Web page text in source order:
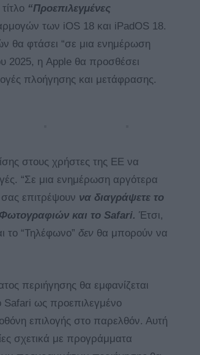
“Προεπιλεγμένες
των iOS 18 και iPadOS 18.
θα φτάσει “σε μια ενημέρωση
2025, η Apple θα προσθέσει
πλοήγησης και μετάφρασης.
στους χρήστες της ΕΕ να
“Σε μια ενημέρωση αργότερα
σας επιτρέψουν να διαγράψετε το
και το Safari. Έτσι,
το “Τηλέφωνο” δεν θα μπορούν να
περιήγησης θα εμφανίζεται
Safari ως προεπιλεγμένο
επιλογής στο παρελθόν. Αυτή
σχετικά με προγράμματα